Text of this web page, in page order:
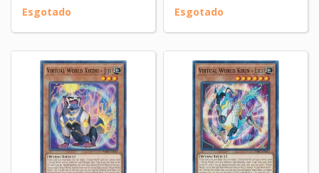
Esgotado Esgotado